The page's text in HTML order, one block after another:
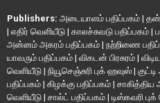
Publishers: அடையாளம் பதிப்பகம் |
| எதிர் வெளியீடு | காலச்சுவடு பதிப்பகம் |
அன்னம் அகரம் பதிப்பகம் | நற்றிணை
யாவரும் பதிப்பகம் | விகடன் பிரசுரம் |
வெளியீடு | நியூசெஞ்சுரி புக் ஹவுஸ் |
பதிப்பகம் | கிழக்கு பதிப்பகம் | சாகித்திய
வெளியீடு | சால்ட் பதிப்பகம் | டிஸ்கவரி